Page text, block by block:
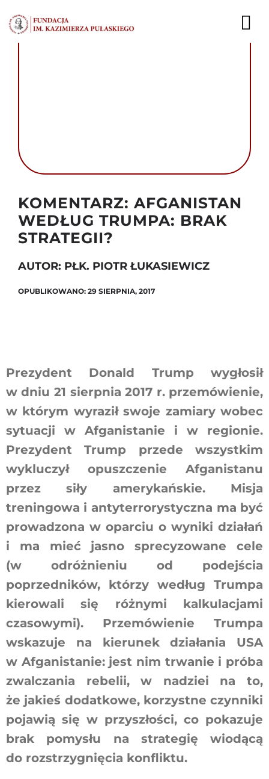
do
zawartości
KARIERA
KOMENTARZ: AFGANISTAN
WEDŁUG TRUMPA: BRAK
STRATEGII?
AUTOR: PŁK. PIOTR ŁUKASIEWICZ
OPUBLIKOWANO: 29 SIERPNIA, 2017
Prezydent Donald Trump wygłosił
w dniu 21 sierpnia 2017 r. przemówienie,
w którym wyraził swoje zamiary wobec
sytuacji w Afganistanie i w regionie.
Prezydent Trump przede wszystkim
wykluczył opuszczenie Afganistanu
przez siły amerykańskie. Misja
treningowa i antyterrorystyczna ma być
prowadzona w oparciu o wyniki działań
i ma mieć jasno sprecyzowane cele
(w odróżnieniu od podejścia
poprzedników, którzy według Trumpa
kierowali się różnymi kalkulacjami
czasowymi). Przemówienie Trumpa
wskazuje na kierunek działania USA
w Afganistanie: jest nim trwanie i próba
zwalczania rebelii, w nadziei na to,
że jakieś dodatkowe, korzystne czynniki
pojawią się w przyszłości, co pokazuje
brak pomysłu na strategię wiodącą
do rozstrzygnięcia konfliktu.